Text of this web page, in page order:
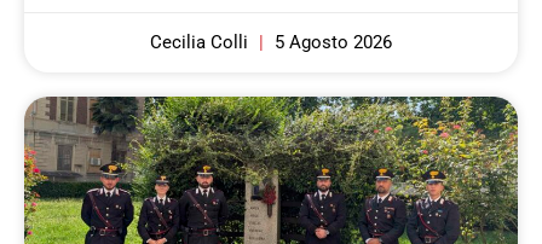
Cecilia Colli 5 Agosto 2026